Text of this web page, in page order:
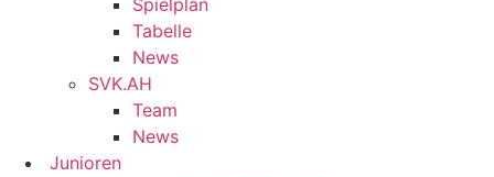
Spielplan
Tabelle
News
SVK.AH
Team
News
Junioren